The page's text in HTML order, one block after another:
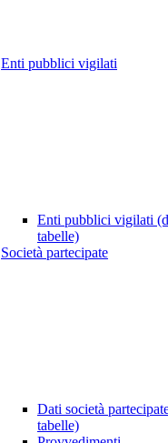
Enti pubblici vigilati
Enti pubblici vigilati
tabelle)
Società partecipate
Dati società
tabelle)